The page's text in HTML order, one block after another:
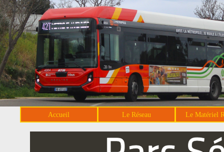
Accueil Le Réseau Le Matériel